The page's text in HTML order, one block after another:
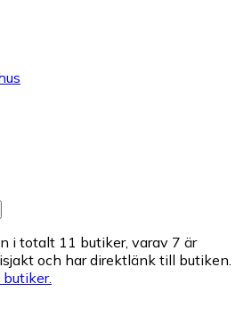
i totalt 11 butiker, varav 7 är
och har direktlänk till butiken.